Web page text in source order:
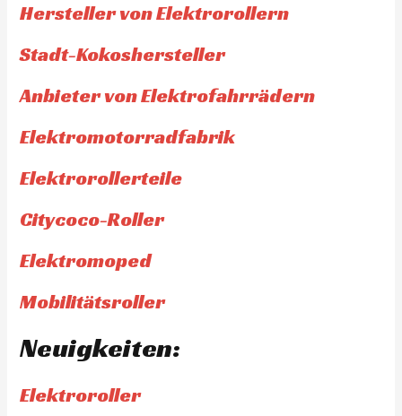
Hersteller von Elektrorollern
Stadt-Kokoshersteller
Anbieter von Elektrofahrrädern
Elektromotorradfabrik
Elektrorollerteile
Citycoco-Roller
Elektromoped
Mobilitätsroller
Neuigkeiten:
Elektroroller